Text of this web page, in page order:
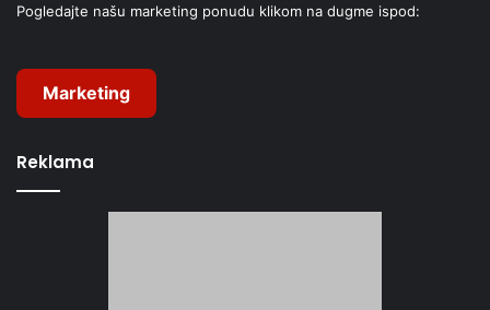
Pogledajte našu marketing ponudu klikom na dugme ispod:
Marketing
Reklama